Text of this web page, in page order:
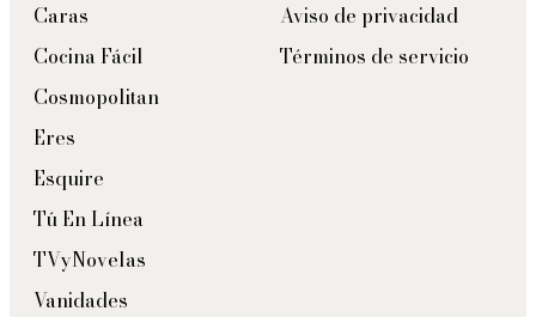
Caras
Cocina Fácil
Cosmopolitan
Eres
Esquire
Tú En Línea
TVyNovelas
Vanidades
Aviso de privacidad
Términos de servicio